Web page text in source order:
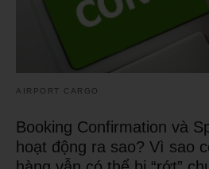
AIRPORT CARGO
Booking Confirmation và
hoạt động ra sao? Vì sao